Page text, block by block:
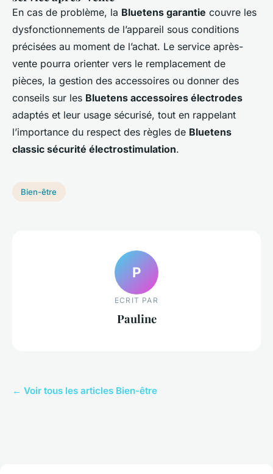
En cas de problème, la Bluetens garantie couvre les
dysfonctionnements de l’appareil sous conditions
précisées au moment de l’achat. Le service après-
vente pourra orienter vers le remplacement de
pièces, la gestion des accessoires ou donner des
conseils sur les Bluetens accessoires électrodes
adaptés et leur usage sécurisé, tout en rappelant
l’importance du respect des règles de Bluetens
classic sécurité électrostimulation.
Bien-être
P
ECRIT PAR
Pauline
← Voir tous les articles Bien-être